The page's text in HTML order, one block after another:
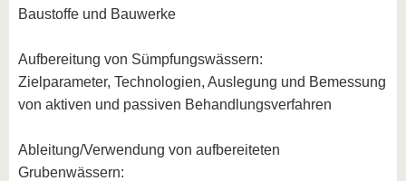
Baustoffe und Bauwerke
Aufbereitung von Sümpfungswässern:
Zielparameter, Technologien, Auslegung und Bemessung
von aktiven und passiven Behandlungsverfahren
Ableitung/Verwendung von aufbereiteten
Grubenwässern: